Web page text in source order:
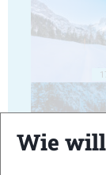
Wie